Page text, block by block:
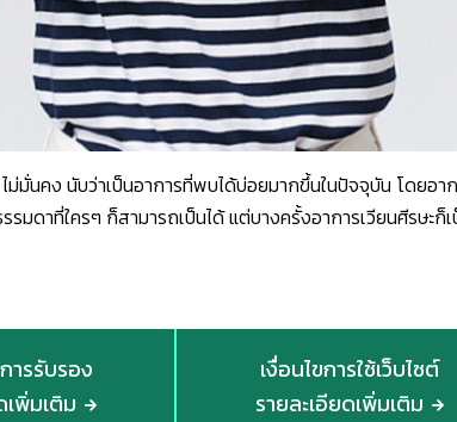
มั่นคง นับว่าเป็นอาการที่พบได้บ่อยมากขึ้นในปัจจุบัน โดยอ
รมดาที่ใครๆ ก็สามารถเป็นได้ แต่บางครั้งอาการเวียนศีร
ารรับรอง
เพิ่มเติม
เงื่อนไขการใช้เว็บไซต์
รายละเอียดเพิ่มเติม